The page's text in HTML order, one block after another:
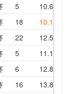
5 10.65
18 10.19
22 12.55
5 11.19
6 12.89
16 13.83